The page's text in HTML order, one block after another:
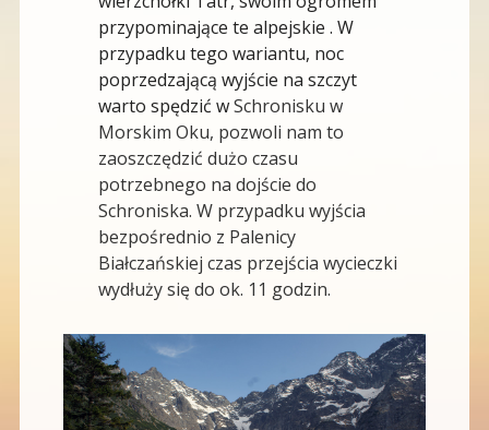
przypominające te alpejskie . W
przypadku tego wariantu, noc
poprzedzającą wyjście na szczyt
warto spędzić wSchronisku w
Morskim Oku, pozwoli nam to
zaoszczędzić dużo czasu
potrzebnego na dojście do
Schroniska. W przypadku wyjścia
bezpośrednio z Palenicy
Białczańskiej czas przejścia wycieczki
wydłuży się do ok. 11 godzin.